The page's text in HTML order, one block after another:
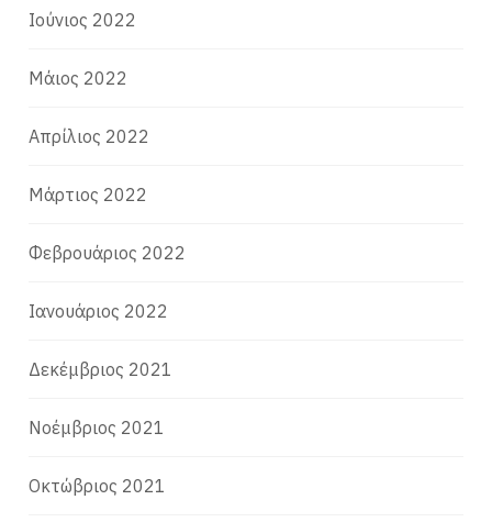
Ιούνιος 2022
Μάιος 2022
Απρίλιος 2022
Μάρτιος 2022
Φεβρουάριος 2022
Ιανουάριος 2022
Δεκέμβριος 2021
Νοέμβριος 2021
Οκτώβριος 2021